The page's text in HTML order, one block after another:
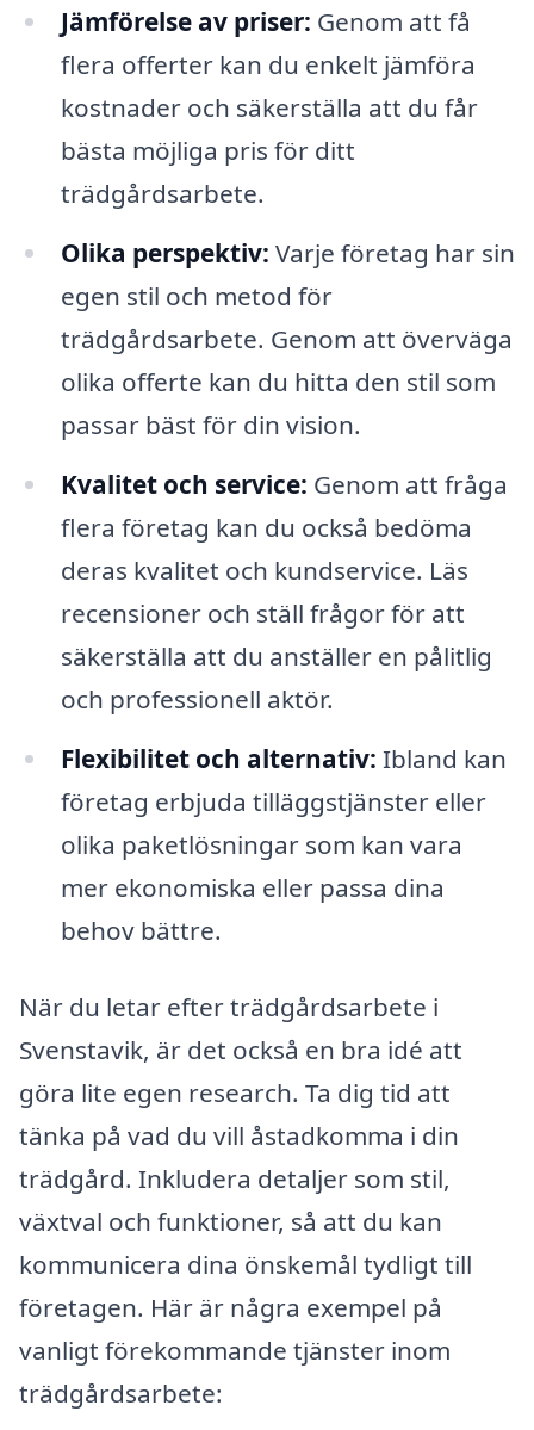
Jämförelse av priser: Genom att få
flera offerter kan du enkelt jämföra
kostnader och säkerställa att du får
bästa möjliga pris för ditt
trädgårdsarbete.
Olika perspektiv: Varje företag har sin
egen stil och metod för
trädgårdsarbete. Genom att överväga
olika offerte kan du hitta den stil som
passar bäst för din vision.
Kvalitet och service: Genom att fråga
flera företag kan du också bedöma
deras kvalitet och kundservice. Läs
recensioner och ställ frågor för att
säkerställa att du anställer en pålitlig
och professionell aktör.
Flexibilitet och alternativ: Ibland kan
företag erbjuda tilläggstjänster eller
olika paketlösningar som kan vara
mer ekonomiska eller passa dina
behov bättre.
När du letar efter trädgårdsarbete i
Svenstavik, är det också en bra idé att
göra lite egen research. Ta dig tid att
tänka på vad du vill åstadkomma i din
trädgård. Inkludera detaljer som stil,
växtval och funktioner, så att du kan
kommunicera dina önskemål tydligt till
företagen. Här är några exempel på
vanligt förekommande tjänster inom
trädgårdsarbete: